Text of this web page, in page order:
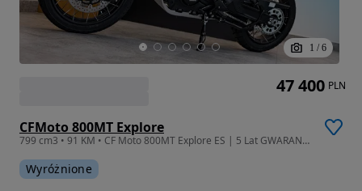
1 / 6
CFMoto 800MT Explore
799 cm3 • 91 KM • CF Moto 800MT Explore ES | 5 Lat GWARANCJI!
Wyróżnione
47 400 PLN